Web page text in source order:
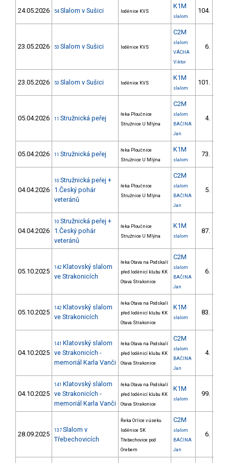
24.05.2026 54 Slalom v Sušici loděnice KVS
K1M
slalom
104.
23.05.2026 53 Slalom v Sušici loděnice KVS
C2M
slalom
VÁCHA
Viktor
6.
23.05.2026 53 Slalom v Sušici loděnice KVS
K1M
slalom
101.
05.04.2026 11 Stružnická peřej
řeka Ploučnice
Stružnice U Mlýna
C2M
slalom
BAČINA
Jan
4.
05.04.2026 11 Stružnická peřej
řeka Ploučnice
Stružnice U Mlýna
K1M
slalom
73.
04.04.2026
10 Stružnická peřej +
1.Český pohár
veteránů
řeka Ploučnice
Stružnice U Mlýna
C2M
slalom
BAČINA
Jan
5.
04.04.2026
10 Stružnická peřej +
1.Český pohár
veteránů
řeka Ploučnice
Stružnice U Mlýna
K1M
slalom
87.
05.10.2025 142 Klatovský slalom
ve Strakonicích
řeka Otava na Podskalí
před loděnicí klubu KK
Otava Strakonice
C2M
slalom
BAČINA
Jan
6.
05.10.2025
142 Klatovský slalom
ve Strakonicích
řeka Otava na Podskalí
před loděnicí klubu KK
Otava Strakonice
K1M
slalom
83.
04.10.2025
141 Klatovský slalom
ve Strakonicích -
memoriál Karla Vanči
řeka Otava na Podskalí
před loděnicí klubu KK
Otava Strakonice
C2M
slalom
BAČINA
Jan
4.
04.10.2025
141 Klatovský slalom
ve Strakonicích -
memoriál Karla Vanči
řeka Otava na Podskalí
před loděnicí klubu KK
Otava Strakonice
K1M
slalom
99.
28.09.2025 137 Slalom v
Třebechovicích
Řeka Orlice v úseku
loděnice SK
Třebechovice pod
Orebem
C2M
slalom
BAČINA
Jan
6.